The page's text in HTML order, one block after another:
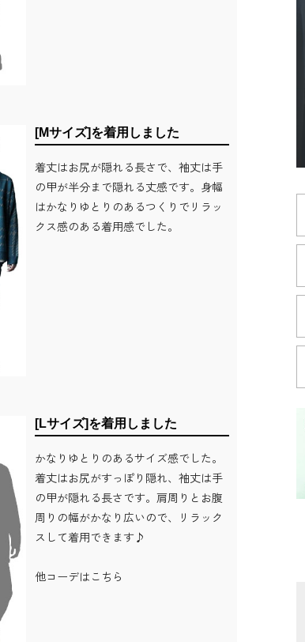
[Mサイズ]を着用しました
着丈はお尻が隠れる長さで、袖丈は手
の甲が半分まで隠れる丈感です。身幅
はかなりゆとりのあるつくりでリラッ
クス感のある着用感でした。
[Lサイズ]を着用しました
かなりゆとりのあるサイズ感でした。
着丈はお尻がすっぽり隠れ、袖丈は手
の甲が隠れる長さです。肩周りとお腹
周りの幅がかなり広いので、リラック
スして着用できます♪
他コーデはこちら